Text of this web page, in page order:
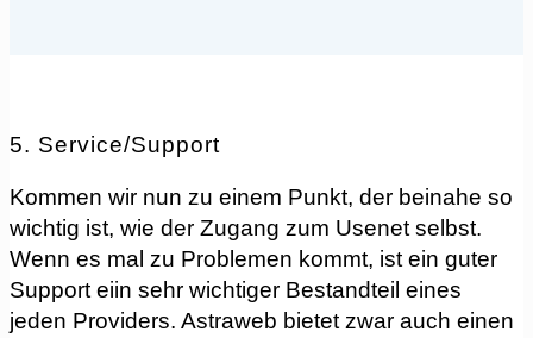
5. Service/Support
Kommen wir nun zu einem Punkt, der beinahe so
wichtig ist, wie der Zugang zum Usenet selbst.
Wenn es mal zu Problemen kommt, ist ein guter
Support eiin sehr wichtiger Bestandteil eines
jeden Providers. Astraweb bietet zwar auch einen